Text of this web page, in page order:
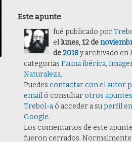
Este apunte
fué publicado por
ellunes, 12 de
de 2018y archivado en
categorias Fauna ibérica,
Naturaleza.
Puedes contactar con el autor
emailó consultarotros
Trebol-aó acceder a superfil en
Google.
Los comentarios de este
fueron cerrados. Normalmente